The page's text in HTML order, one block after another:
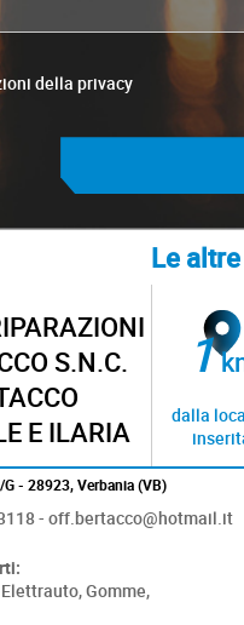
della privacy
Le
E
2
dalla
20/A - 28921, VERBANIA (VB)
- bieffemotors@gmail.com
Elettrauto,Gomme,